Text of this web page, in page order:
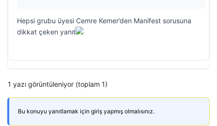
Hepsi grubu üyesi Cemre Kemer’den Manifest sorusuna
dikkat çeken yanıt
1 yazı görüntüleniyor (toplam 1)
Bu konuyu yanıtlamak için giriş yapmış olmalısınız.